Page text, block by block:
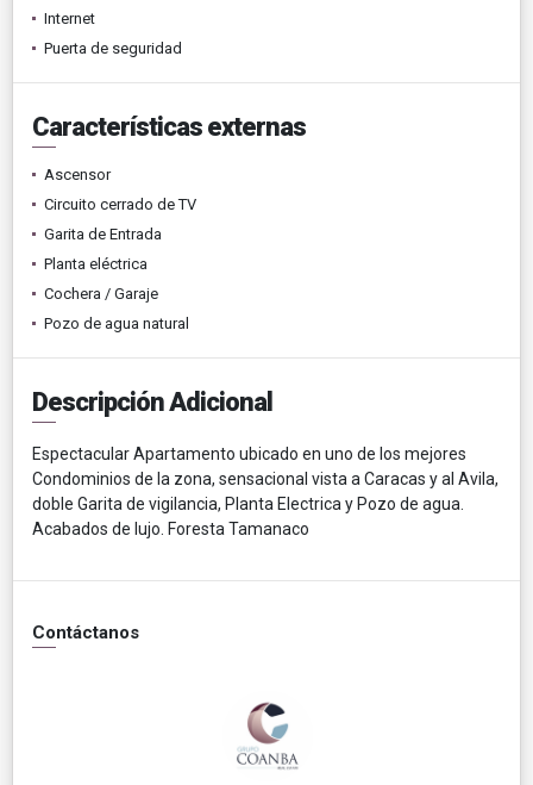
Internet
Puerta de seguridad
Características externas
Ascensor
Circuito cerrado de TV
Garita de Entrada
Planta eléctrica
Cochera / Garaje
Pozo de agua natural
Descripción Adicional
Espectacular Apartamento ubicado en uno de los mejores
Condominios de la zona, sensacional vista a Caracas y al Avila,
doble Garita de vigilancia, Planta Electrica y Pozo de agua.
Acabados de lujo. Foresta Tamanaco
Contáctanos